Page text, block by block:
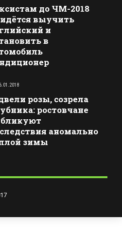
до ЧМ-2018
выучить
и
в
розы, созрела
ростовчане
аномально
зимы